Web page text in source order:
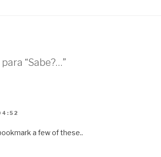
“Sabe?…”
a few of these..